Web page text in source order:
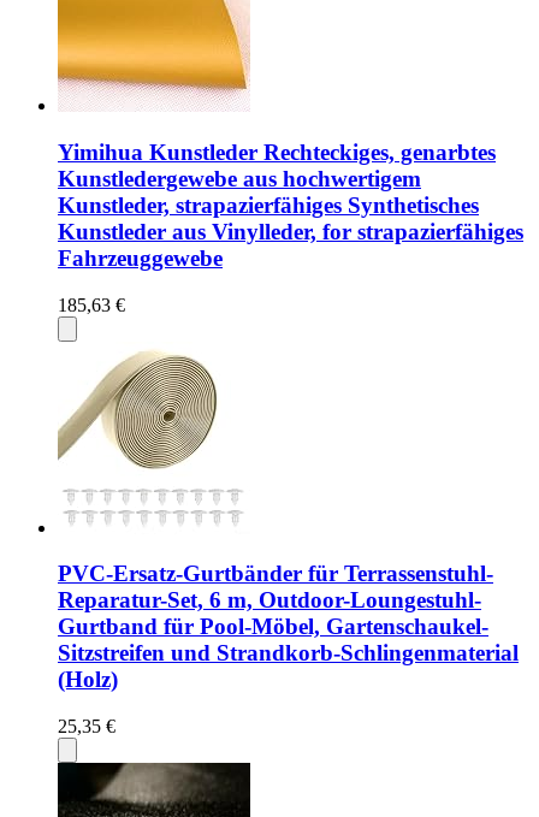
Yimihua Kunstleder Rechteckiges, genarbtes
Kunstledergewebe aus hochwertigem
Kunstleder, strapazierfähiges Synthetisches
Kunstleder aus Vinylleder, for strapazierfähiges
Fahrzeuggewebe
185,63 €
PVC-Ersatz-Gurtbänder für Terrassenstuhl-
Reparatur-Set, 6 m, Outdoor-Loungestuhl-
Gurtband für Pool-Möbel, Gartenschaukel-
Sitzstreifen und Strandkorb-Schlingenmaterial
(Holz)
25,35 €